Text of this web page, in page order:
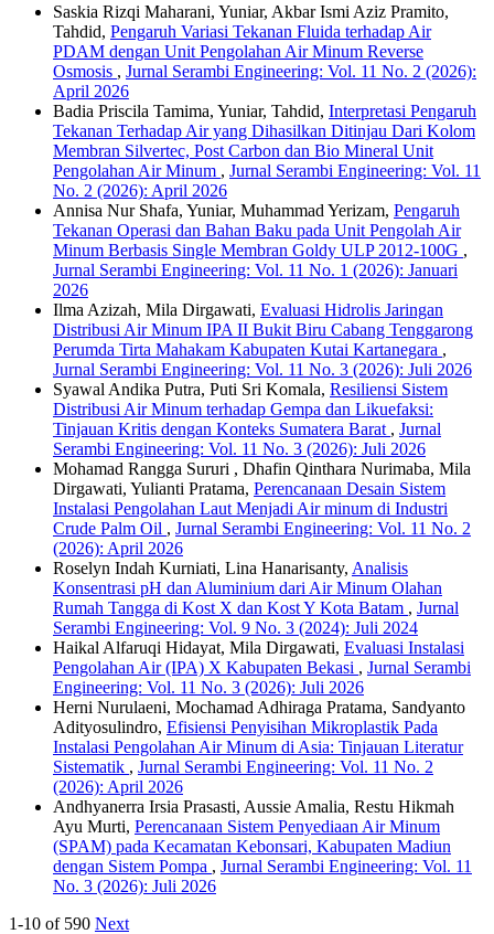
Saskia Rizqi Maharani, Yuniar, Akbar Ismi Aziz Pramito,
Tahdid, Pengaruh Variasi Tekanan Fluida terhadap Air
PDAM dengan Unit Pengolahan Air Minum Reverse
Osmosis , Jurnal Serambi Engineering: Vol. 11 No. 2 (2026):
April 2026
Badia Priscila Tamima, Yuniar, Tahdid, Interpretasi Pengaruh
Tekanan Terhadap Air yang Dihasilkan Ditinjau Dari Kolom
Membran Silvertec, Post Carbon dan Bio Mineral Unit
Pengolahan Air Minum , Jurnal Serambi Engineering: Vol. 11
No. 2 (2026): April 2026
Annisa Nur Shafa, Yuniar, Muhammad Yerizam, Pengaruh
Tekanan Operasi dan Bahan Baku pada Unit Pengolah Air
Minum Berbasis Single Membran Goldy ULP 2012-100G ,
Jurnal Serambi Engineering: Vol. 11 No. 1 (2026): Januari
2026
Ilma Azizah, Mila Dirgawati, Evaluasi Hidrolis Jaringan
Distribusi Air Minum IPA II Bukit Biru Cabang Tenggarong
Perumda Tirta Mahakam Kabupaten Kutai Kartanegara ,
Jurnal Serambi Engineering: Vol. 11 No. 3 (2026): Juli 2026
Syawal Andika Putra, Puti Sri Komala, Resiliensi Sistem
Distribusi Air Minum terhadap Gempa dan Likuefaksi:
Tinjauan Kritis dengan Konteks Sumatera Barat , Jurnal
Serambi Engineering: Vol. 11 No. 3 (2026): Juli 2026
Mohamad Rangga Sururi , Dhafin Qinthara Nurimaba, Mila
Dirgawati, Yulianti Pratama, Perencanaan Desain Sistem
Instalasi Pengolahan Laut Menjadi Air minum di Industri
Crude Palm Oil , Jurnal Serambi Engineering: Vol. 11 No. 2
(2026): April 2026
Roselyn Indah Kurniati, Lina Hanarisanty, Analisis
Konsentrasi pH dan Aluminium dari Air Minum Olahan
Rumah Tangga di Kost X dan Kost Y Kota Batam , Jurnal
Serambi Engineering: Vol. 9 No. 3 (2024): Juli 2024
Haikal Alfaruqi Hidayat, Mila Dirgawati, Evaluasi Instalasi
Pengolahan Air (IPA) X Kabupaten Bekasi , Jurnal Serambi
Engineering: Vol. 11 No. 3 (2026): Juli 2026
Herni Nurulaeni, Mochamad Adhiraga Pratama, Sandyanto
Adityosulindro, Efisiensi Penyisihan Mikroplastik Pada
Instalasi Pengolahan Air Minum di Asia: Tinjauan Literatur
Sistematik , Jurnal Serambi Engineering: Vol. 11 No. 2
(2026): April 2026
Andhyanerra Irsia Prasasti, Aussie Amalia, Restu Hikmah
Ayu Murti, Perencanaan Sistem Penyediaan Air Minum
(SPAM) pada Kecamatan Kebonsari, Kabupaten Madiun
dengan Sistem Pompa , Jurnal Serambi Engineering: Vol. 11
No. 3 (2026): Juli 2026
1-10 of 590 Next